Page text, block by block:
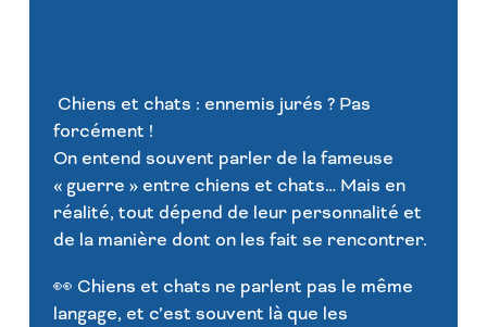
Chiens et chats : ennemis jurés ? Pas
forcément !
On entend souvent parler de la fameuse
« guerre » entre chiens et chats… Mais en
réalité, tout dépend de leur personnalité et
de la manière dont on les fait se rencontrer.
👀 Chiens et chats ne parlent pas le même
langage, et c’est souvent là que les